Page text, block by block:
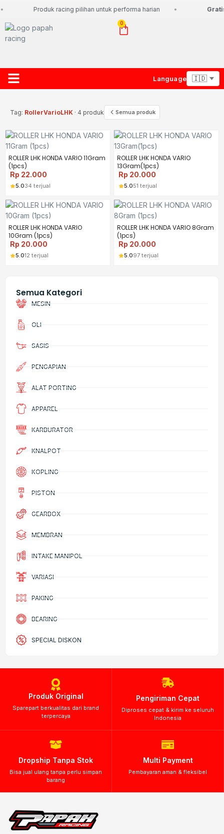
Produk racing pilihan untuk performa harian
0
Language
Semua Kategori
MESIN
OLI
SASIS
PENGAPIAN
ALAT PORTING
APPAREL
KARBURATOR
KNALPOT
KOPLING
PISTON
GEARBOX
MEMBRAN
INTAKE MANIPOL
VARIASI
PAKING
BEARING
SPECIAL DISKON
Tag: RollerVarioLHK · 4 produk Semua produk
ROLLER LHK HONDA VARIO 11Gram
(1pcs)
Rp 22.000
5.034 terjual
ROLLER LHK HONDA VARIO
13Gram(1pcs)
Rp 20.000
5.051 terjual
ROLLER LHK HONDA VARIO
10Gram (1pcs)
Rp 20.000
5.012 terjual
ROLLER LHK HONDA VARIO 8Gram
(1pcs)
Rp 20.000
5.097 terjual
Produk Original
Sparepart berkualitas dari brand
terpercaya
Pengiriman Cepat
Diproses cepat & kirim ke seluruh
Indonesia
Dropship Tanpa Stok
Bisa jual ulang tanpa perlu simpan
barang
Multi Payment
Pembayaran aman & fleksibel